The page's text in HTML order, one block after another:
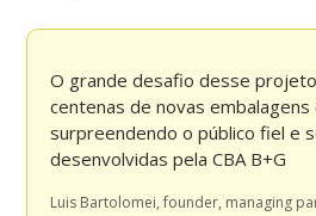
O grande desafio desse
centenas de novas
surpreendendo o público fiel e
desenvolvidas pela CBA B+G
Luis Bartolomei, founder, managing